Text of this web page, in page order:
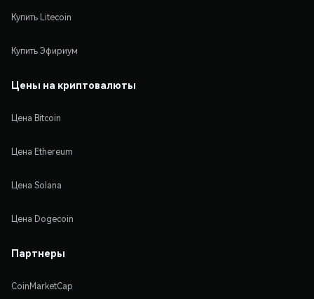
Купить Litecoin
Купить Эфириум
Цены на криптовалюты
Цена Bitcoin
Цена Ethereum
Цена Solana
Цена Dogecoin
Партнеры
CoinMarketCap